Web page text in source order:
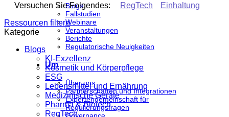
Blogs
Fallstudien
Webinare
Veranstaltungen
Berichte
Regulatorische Neuigkeiten
Um
Über uns
Partnerschaften und Integrationen
Expertengemeinschaft für
Regulierungsfragen
Versuchen Sie Folgendes: RegTech
Einhaltung
Ressourcen filtern
Kategorie
Blogs
KI-Exzellenz
Kosmetik und Körperpflege
ESG
Lebensmittel und Ernährung
Medizinische Geräte
Pharma & Biotech
RegTech